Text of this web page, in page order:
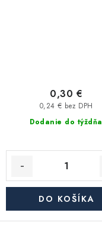
Dodanie do týždňa
0,24 € bez DPH
0,30 €
DO KOŠÍKA